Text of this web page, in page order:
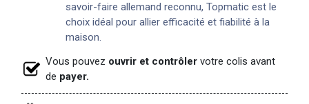
savoir-faire allemand reconnu, Topmatic est le
choix idéal pour allier efficacité et fiabilité à la
maison.
Vous pouvez ouvrir et contrôler votre colis avant
de payer.